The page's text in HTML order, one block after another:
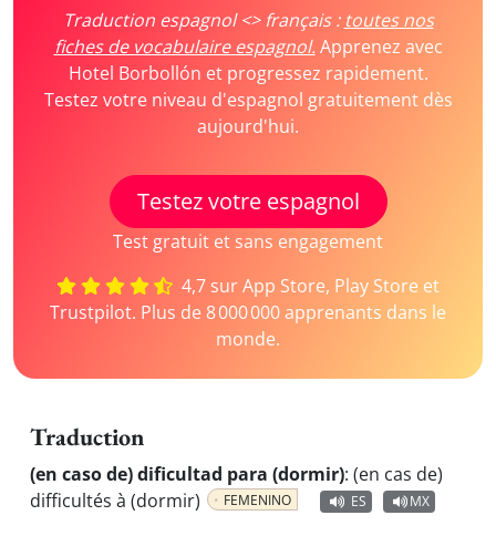
Traduction espagnol <> français : toutes nos
fiches de vocabulaire espagnol.Apprenez avec
Hotel Borbollón et progressez rapidement.
Testez votre niveau d'espagnol gratuitement dès
aujourd'hui.
Testez votre espagnol
Test gratuit et sans engagement
4,7 sur App Store, Play Store et
Trustpilot. Plus de 8 000 000 apprenants dans le
monde.
Traduction
(en caso de) dificultad para (dormir): (en cas de)
difficultés à (dormir)
FEMENINO ES MX